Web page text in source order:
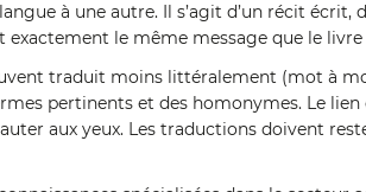
à une autre. Il s’agit d’un récit écrit,
le même message que le
traduit moins littéralement (mot à
pertinents et des homonymes. Le lien
aux yeux. Les traductions doivent